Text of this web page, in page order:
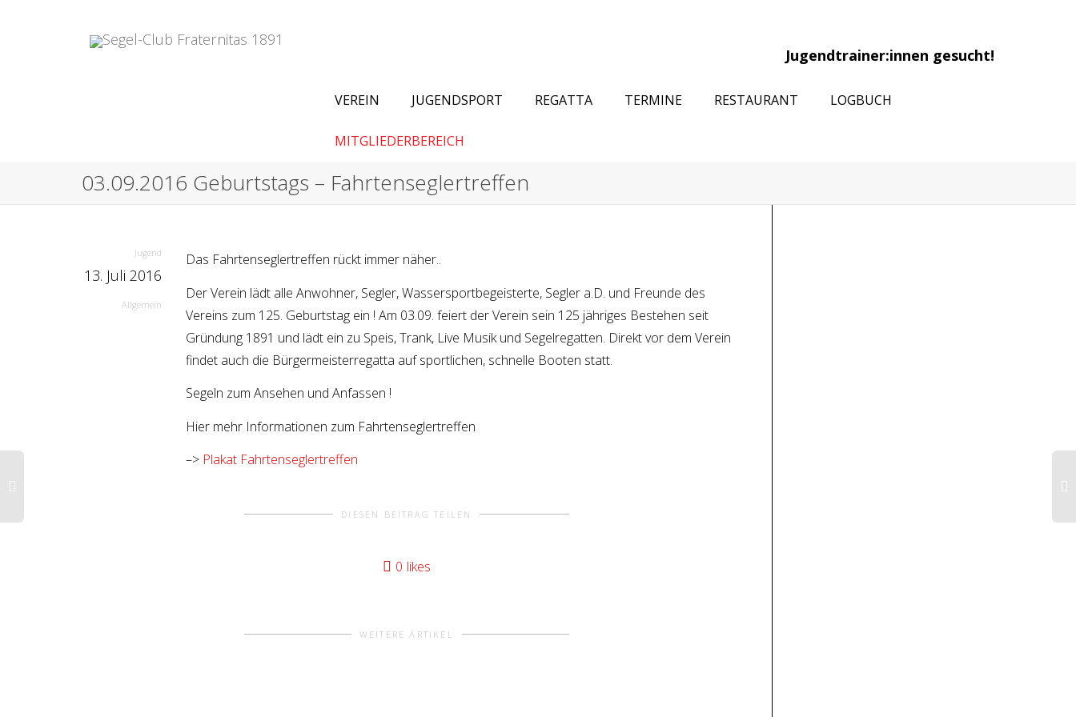
Jugendtrainer:innen gesucht!
VEREIN JUGENDSPORT REGATTA TERMINE RESTAURANT LOGBUCH
MITGLIEDERBEREICH
03.09.2016 Geburtstags – Fahrtenseglertreffen
Jugend
13. Juli 2016
Allgemein
Das Fahrtenseglertreffen rückt immer näher..
Der Verein lädt alle Anwohner, Segler, Wassersportbegeisterte, Segler a.D. und Freunde des
Vereins zum 125. Geburtstag ein ! Am 03.09. feiert der Verein sein 125 jähriges Bestehen seit
Gründung 1891 und lädt ein zu Speis, Trank, Live Musik und Segelregatten. Direkt vor dem Verein
findet auch die Bürgermeisterregatta auf sportlichen, schnelle Booten statt.
Segeln zum Ansehen und Anfassen !
Hier mehr Informationen zum Fahrtenseglertreffen
–> Plakat Fahrtenseglertreffen
DIESEN BEITRAG TEILEN
0 likes
WEITERE ARTIKEL